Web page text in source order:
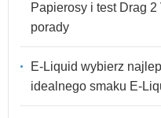
Papierosy i test Drag
porady
E-Liquid wybierz
idealnego smaku E-